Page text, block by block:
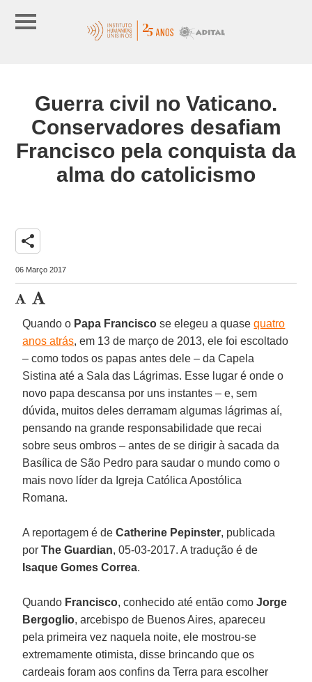
Guerra civil no Vaticano.
Conservadores desafiam
Francisco pela conquista da
alma do catolicismo
share
06 Março 2017
Quando o Papa Francisco se elegeu a quasequatro
anos atrás, em 13 de março de 2013, ele foi escoltado
– como todos os papas antes dele – da Capela
Sistina até a Sala das Lágrimas. Esse lugar é onde o
novo papa descansa por uns instantes – e, sem
dúvida, muitos deles derramam algumas lágrimas aí,
pensando na grande responsabilidade que recai
sobre seus ombros – antes de se dirigir à sacada da
Basílica de São Pedro para saudar o mundo como o
mais novo líder da Igreja Católica Apostólica
Romana.
A reportagem é deCatherine Pepinster, publicada
por The Guardian, 05-03-2017. A tradução é de
Isaque Gomes Correa.
Quando Francisco, conhecido até então comoJorge
Bergoglio, arcebispo de Buenos Aires, apareceu
pela primeira vez naquela noite, ele mostrou-se
extremamente otimista, disse brincando que os
cardeais foram aos confins da Terra para escolher